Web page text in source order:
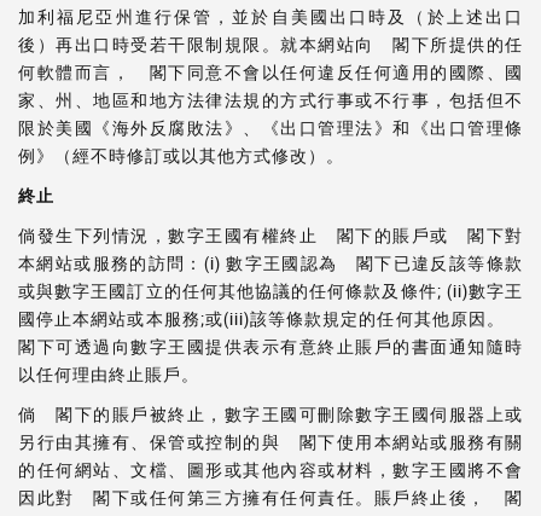
加利福尼亞州進行保管，並於自美國出口時及（於上述出口
後）再出口時受若干限制規限。就本網站向 閣下所提供的任
何軟體而言， 閣下同意不會以任何違反任何適用的國際、國
家、州、地區和地方法律法規的方式行事或不行事，包括但不
限於美國《海外反腐敗法》、《出口管理法》和《出口管理條
例》（經不時修訂或以其他方式修改）。
終止
倘發生下列情況，數字王國有權終止 閣下的賬戶或 閣下對
本網站或服務的訪問：(i) 數字王國認為 閣下已違反該等條款
或與數字王國訂立的任何其他協議的任何條款及條件; (ii)數字王
國停止本網站或本服務;或(iii)該等條款規定的任何其他原因。
閣下可透過向數字王國提供表示有意終止賬戶的書面通知隨時
以任何理由終止賬戶。
倘 閣下的賬戶被終止，數字王國可刪除數字王國伺服器上或
另行由其擁有、保管或控制的與 閣下使用本網站或服務有關
的任何網站、文檔、圖形或其他內容或材料，數字王國將不會
因此對 閣下或任何第三方擁有任何責任。賬戶終止後， 閣